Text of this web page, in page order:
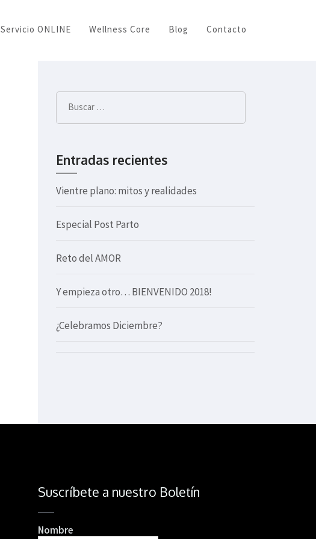
Servicio ONLINE Wellness Core Blog Contacto
Buscar:
Entradas recientes
Vientre plano: mitos y realidades
Especial Post Parto
Reto del AMOR
Y empieza otro… BIENVENIDO 2018!
¿Celebramos Diciembre?
Suscríbete a nuestro Boletín
Nombre